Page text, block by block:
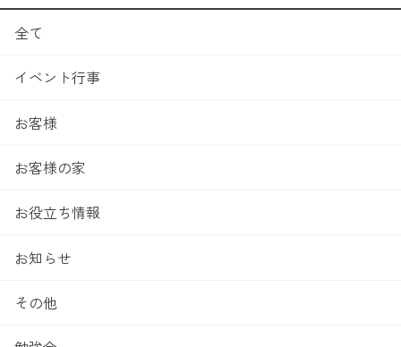
全て
イベント行事
お客様
お客様の家
お役立ち情報
お知らせ
その他